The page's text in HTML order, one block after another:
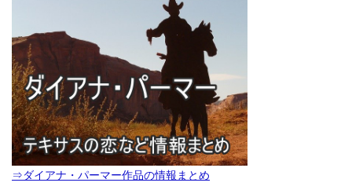
⇒ダイアナ・パーマー作品の情報まとめ